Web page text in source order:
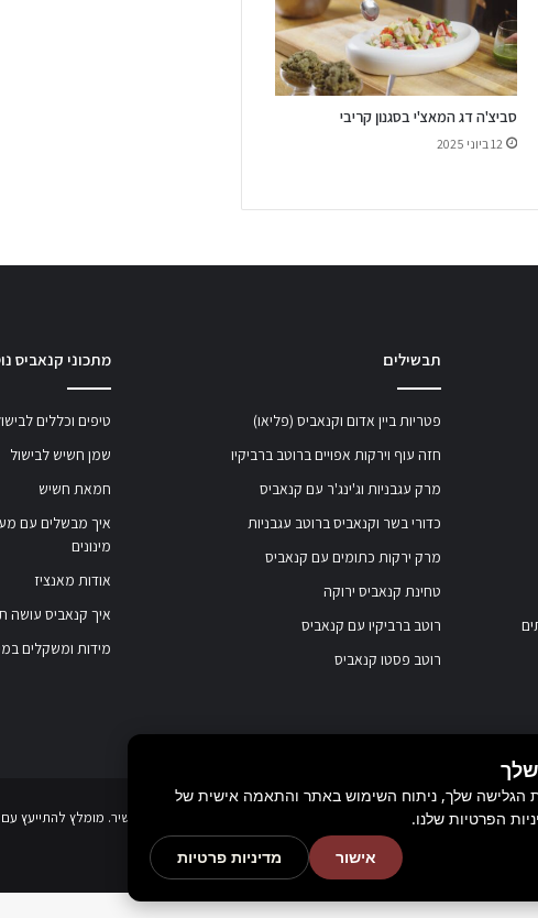
סביצ'ה דג המאצ'י בסגנון קריבי
12 ביוני 2025
תבשילים
פטריות ביין אדום וקנאביס (פליאו)
חזה עוף וירקות אפויים ברוטב ברביקיו
מרק עגבניות וג'ינג'ר עם קנאביס
כדורי בשר וקנאביס ברוטב עגבניות
מרק ירקות כתומים עם קנאביס
טחינת קנאביס ירוקה
רוטב ברביקיו עם קנאביס
רוטב פסטו קנאביס
מתכוני קנאביס
טיפים וכללים
שמן חשיש לבישול
חמאת חשיש
איך מבשלים עם
מינונים
אודות מאנציז
איך קנאביס עושה
מידות ומשקלים
בטרם רכישת תכשיר והתחלת הטיפול בו. יש לעיין בעלון לצרכן לפני השימוש בתכשיר. מומלץ להתייעץ
עם תכשירים אחרים.Rank+ קידום אורגני חכם
הגלישה שלך, ניתוח השימוש באתר והתאמה אישית של
הפרטיות שלנו.
אישור
מדיניות פרטיות